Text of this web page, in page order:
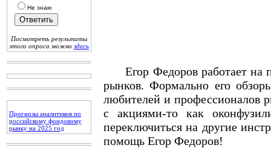
Не знаю
Посмотреть результаты
этого опроса можно здесь
Прогнозы аналитиков по
российскому фондовому
рынку на 2025 год
Егор Федоров работает на
рынков. Формально его
любителей и профессионалов
с акциями-то как
переключиться на другие
помощь Егор Федоров!